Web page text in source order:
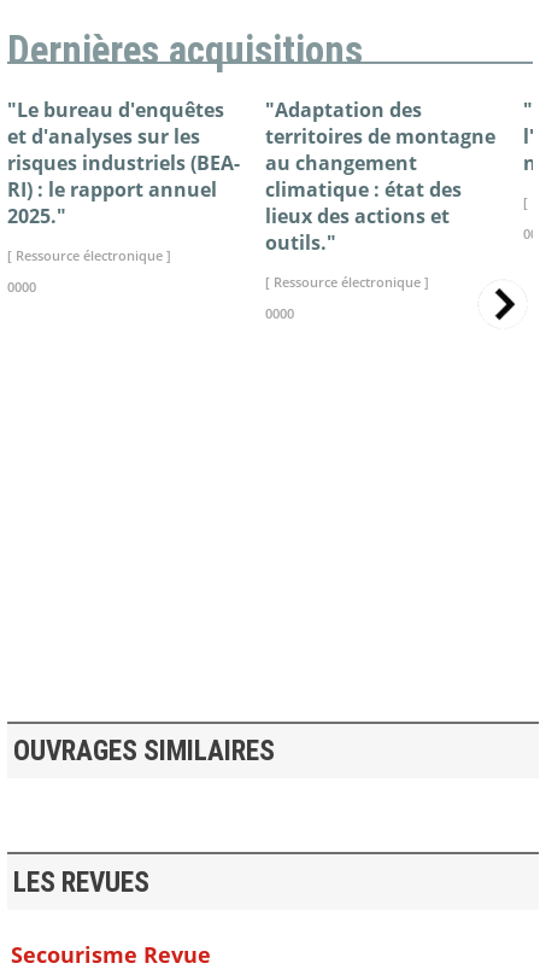
Dernières acquisitions
"Le bureau d'enquêtes
et d'analyses sur les
risques industriels (BEA-
RI) : le rapport annuel
2025."
[ Ressource électronique ]
0000
"Adaptation des
territoires de montagne
au changement
climatique : état des
lieux des actions et
outils."
[ Ressource électronique ]
0000
[
OUVRAGES SIMILAIRES
LES REVUES
Secourisme Revue